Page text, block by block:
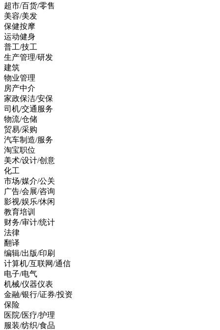
超市/百货/零售
美容/美发
保健按摩
运动健身
普工/技工
生产管理/研发
建筑
物业管理
房产中介
家政保洁/安保
司机/交通服务
物流/仓储
贸易/采购
汽车制造/服务
淘宝职位
美术/设计/创意
化工
市场/媒介/公关
广告/会展/咨询
影视/娱乐/休闲
教育培训
财务/审计/统计
法律
翻译
编辑/出版/印刷
计算机/互联网/通信
电子/电气
机械/仪器仪表
金融/银行/证券/投资
保险
医院/医疗/护理
服装/纺织/食品